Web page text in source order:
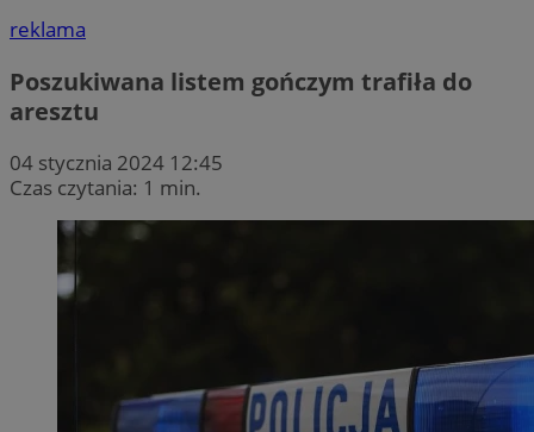
reklama
Poszukiwana listem gończym trafiła do
aresztu
04 stycznia 2024 12:45
Czas czytania: 1 min.